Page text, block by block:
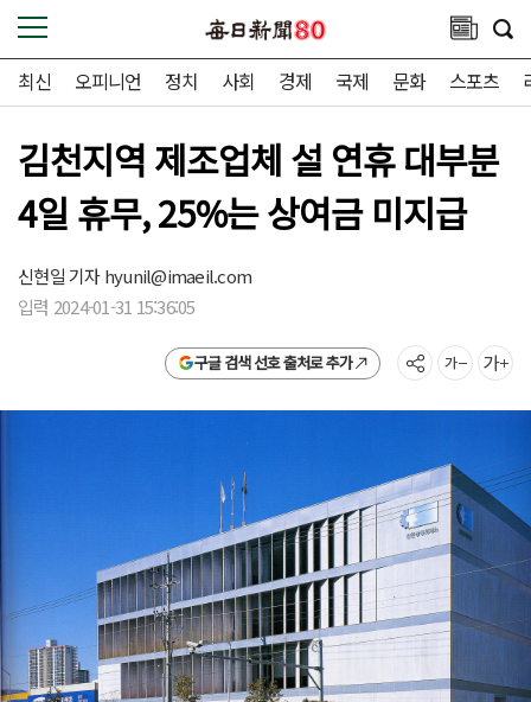
최신 오피니언 정치 사회 경제 국제 문화 스포츠
김천지역 제조업체 설 연휴 대부분
4일 휴무, 25%는 상여금 미지급
신현일 기자hyunil@imaeil.com
입력 2024-01-31 15:36:05
구글 검색 선호 출처로 추가